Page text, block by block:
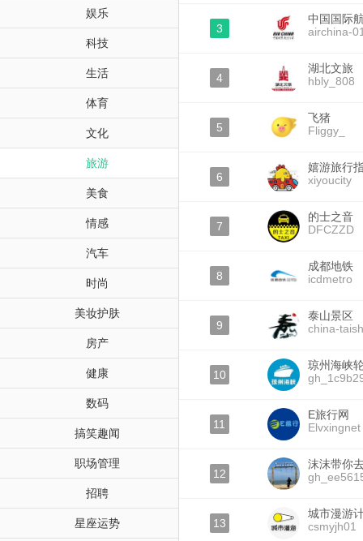
娱乐
科技
生活
体育
文化
旅游
美食
情感
汽车
时尚
美妆护肤
房产
健康
数码
搞笑趣闻
职场管理
招聘
星座运势
3
中国国际
airchina-
4
湖北文旅
hbly_808
5
飞猪
Fliggy_
6
嬉游旅行
xiyoucity
7
的士之音
DFCZZD
8
成都地铁
icdmetro
9
泰山景区
china-
10
琼州海峡
11
E旅行网
Elvxingnet
12
沫沫带你
13
城市漫游
csmyjh01